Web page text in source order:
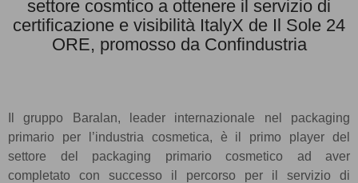
settore cosmtico a ottenere il servizio di
certificazione e visibilità ItalyX de Il Sole 24
ORE, promosso da Confindustria
Il gruppo Baralan, leader internazionale nel packaging
primario per l’industria cosmetica, è il primo player del
settore del packaging primario cosmetico ad aver
completato con successo il percorso per il servizio di